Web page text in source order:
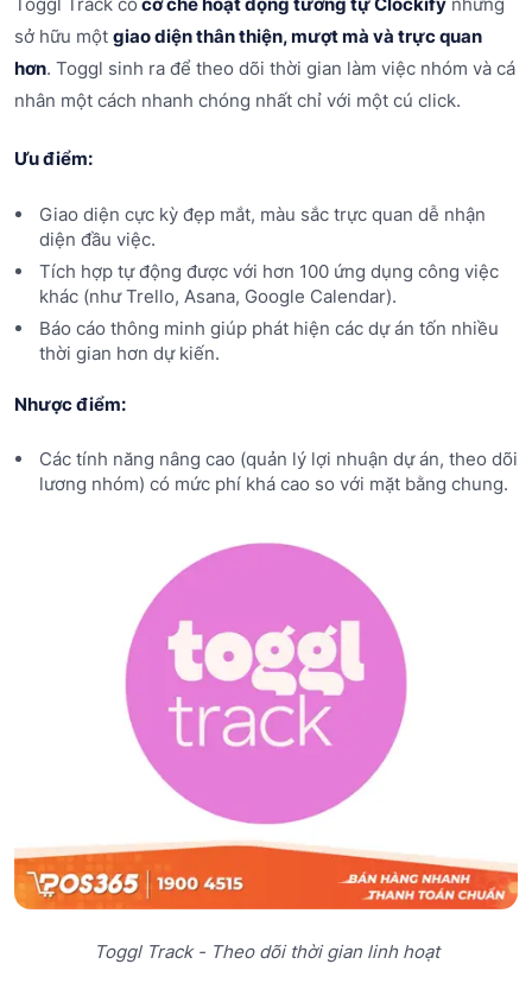
sở hữu một giao diện thân thiện, mượt mà và trực quan
hơn. Toggl sinh ra để theo dõi thời gian làm việc nhóm và cá
nhân một cách nhanh chóng nhất chỉ với một cú click.
Ưu điểm:
Giao diện cực kỳ đẹp mắt, màu sắc trực quan dễ nhận
diện đầu việc.
Tích hợp tự động được với hơn 100 ứng dụng công việc
khác (như Trello, Asana, Google Calendar).
Báo cáo thông minh giúp phát hiện các dự án tốn nhiều
thời gian hơn dự kiến.
Nhược điểm:
Các tính năng nâng cao (quản lý lợi nhuận dự án, theo dõi
lương nhóm) có mức phí khá cao so với mặt bằng chung.
Toggl Track - Theo dõi thời gian linh hoạt